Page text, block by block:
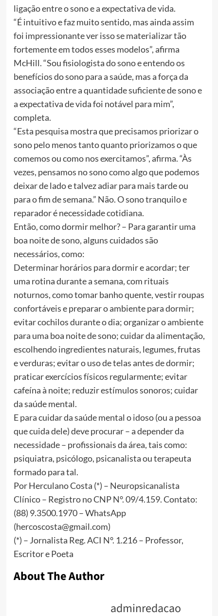
ligação entre o sono e a expectativa de vida.
“É intuitivo e faz muito sentido, mas ainda assim
foi impressionante ver isso se materializar tão
fortemente em todos esses modelos”, afirma
McHill. “Sou fisiologista do sono e entendo os
benefícios do sono para a saúde, mas a força da
associação entre a quantidade suficiente de sono e
a expectativa de vida foi notável para mim”,
completa.
“Esta pesquisa mostra que precisamos priorizar o
sono pelo menos tanto quanto priorizamos o que
comemos ou como nos exercitamos”, afirma. “Às
vezes, pensamos no sono como algo que podemos
deixar de lado e talvez adiar para mais tarde ou
para o fim de semana.” Não. O sono tranquilo e
reparador é necessidade cotidiana.
Então, como dormir melhor? – Para garantir uma
boa noite de sono, alguns cuidados são
necessários, como:
Determinar horários para dormir e acordar; ter
uma rotina durante a semana, com rituais
noturnos, como tomar banho quente, vestir roupas
confortáveis e preparar o ambiente para dormir;
evitar cochilos durante o dia; organizar o ambiente
para uma boa noite de sono; cuidar da alimentação,
escolhendo ingredientes naturais, legumes, frutas
e verduras; evitar o uso de telas antes de dormir;
praticar exercícios físicos regularmente; evitar
cafeína à noite; reduzir estímulos sonoros; cuidar
da saúde mental.
E para cuidar da saúde mental o idoso (ou a pessoa
que cuida dele) deve procurar – a depender da
necessidade – profissionais da área, tais como:
psiquiatra, psicólogo, psicanalista ou terapeuta
formado para tal.
Por Herculano Costa (*) – Neuropsicanalista
Clínico – Registro no CNP N°. 09/4.159. Contato:
(88) 9.3500.1970 – WhatsApp
(hercoscosta@gmail.com)
(*) – Jornalista Reg. ACI N°. 1.216 – Professor,
Escritor e Poeta
About The Author
adminredacao